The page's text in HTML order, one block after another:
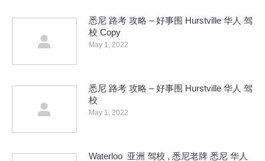
悉尼 路考 攻略 – 好事围 Hurstville 华人 驾
校 Copy
May 1, 2022
悉尼 路考 攻略 – 好事围 Hurstville 华人 驾
校
May 1, 2022
Waterloo 亚洲 驾校 , 悉尼老牌 悉尼 华人